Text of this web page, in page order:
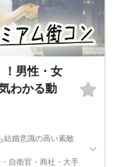
！男性・女
わかる動
結婚意識の高い素敵
自衛官・商社・大手